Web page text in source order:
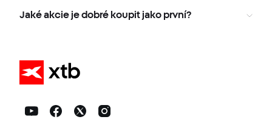
Jaké akcie je dobré koupit jako první?